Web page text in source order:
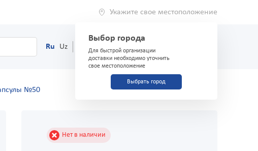
Укажите свое местоположение
Выбор города
Для быстрой организации
доставки необходимо уточнить
свое местоположение
Выбрать город
Ru Uz (71) 200-03-03
№50
Нет в наличии